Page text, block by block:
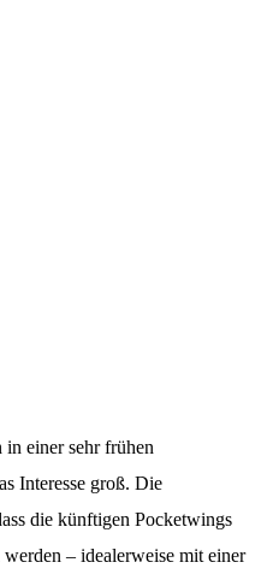
einer sehr frühen
Interesse groß. Die
die künftigen Pocketwings
– idealerweise mit einer